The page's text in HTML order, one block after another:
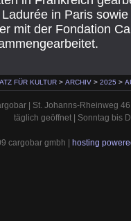
in Paris
mit der Fondation
FÜR KULTUR > ARCHIV > 2025 >
| St. Johanns-Rheinweg
täglich geöffnet | Sonntag bis
cargobar gmbh | hosting